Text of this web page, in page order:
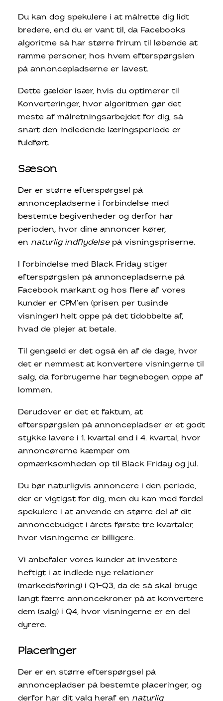
Du kan dog spekulere i at målrette dig lidt
bredere, end du er vant til, da Facebooks
algoritme så har større frirum til løbende at
ramme personer, hos hvem efterspørgslen
på annoncepladserne er lavest.
Dette gælder især, hvis du optimerer til
Konverteringer, hvor algoritmen gør det
meste af målretningsarbejdet for dig, så
snart den indledende læringsperiode er
fuldført.
Sæson
Der er større efterspørgsel på
annoncepladserne i forbindelse med
bestemte begivenheder og derfor har
perioden, hvor dine annoncer kører,
en naturlig indflydelsepå visningspriserne.
I forbindelse med Black Friday stiger
efterspørgslen på annoncepladserne på
Facebook markant og hos flere af vores
kunder er CPM’en (prisen per tusinde
visninger) helt oppe på det tidobbelte af,
hvad de plejer at betale.
Til gengæld er det også én af de dage, hvor
det er nemmest at konvertere visningerne til
salg, da forbrugerne har tegnebogen oppe af
lommen.
Derudover er det et faktum, at
efterspørgslen på annoncepladser er et godt
stykke lavere i 1. kvartal end i 4. kvartal, hvor
annoncørerne kæmper om
opmærksomheden op til Black Friday og jul.
Du bør naturligvis annoncere i den periode,
der er vigtigst for dig, men du kan med fordel
spekulere i at anvende en større del af dit
annoncebudget i årets første tre kvartaler,
hvor visningerne er billigere.
Vi anbefaler vores kunder at investere
heftigt i at indlede nye relationer
(markedsføring) i Q1-Q3, da de så skal bruge
langt færre annoncekroner på at konvertere
dem (salg) i Q4, hvor visningerne er en del
dyrere.
Placeringer
Der er en større efterspørgsel på
annoncepladser på bestemte placeringer, og
derfor har dit valg heraf en naturlig